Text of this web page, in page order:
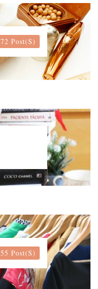
72 Post(s)
55 Post(s)